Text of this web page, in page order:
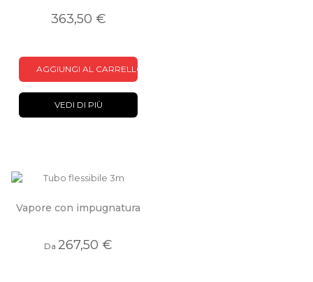
363,50 €
AGGIUNGI AL CARRELLO
VEDI DI PIÙ
Vapore con impugnatura
Da 267,50 €